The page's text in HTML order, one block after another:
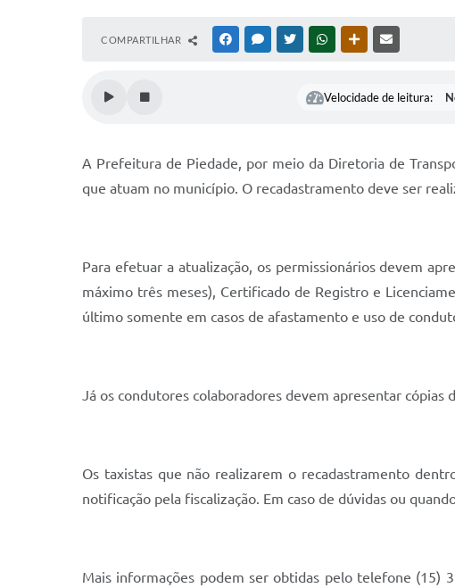
COMPARTILHAR FACEBOOKMESSENGER
TWITTERWHATSAPPOUTRAS MÍDIAS
Velocidade de leitura:
A Prefeitura de Piedade, por meio da Diretoria de
que atuam no município. O recadastramento deve ser
Para efetuar a atualização, os permissionários devem
máximo três meses), Certificado de Registro e
último somente em casos de afastamento e uso de
Já os condutores colaboradores devem apresentar
Os taxistas que não realizarem o recadastramento
notificação pela fiscalização. Em caso de dúvidas ou
Mais informações podem ser obtidas pelo telefone (15)